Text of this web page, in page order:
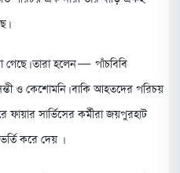
তারা হলেন— পাঁচবিবি
ও কেশোমনি। বাকি আহতদের পরিচয়
সার্ভিসের কর্মীরা জয়পুরহাট
করে দেয় ।